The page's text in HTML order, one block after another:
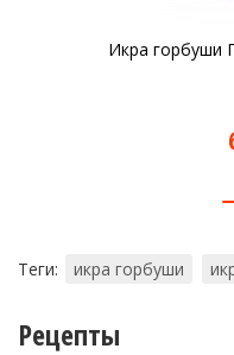
Икра горбуши
Теги: икра горбуши
Рецепты